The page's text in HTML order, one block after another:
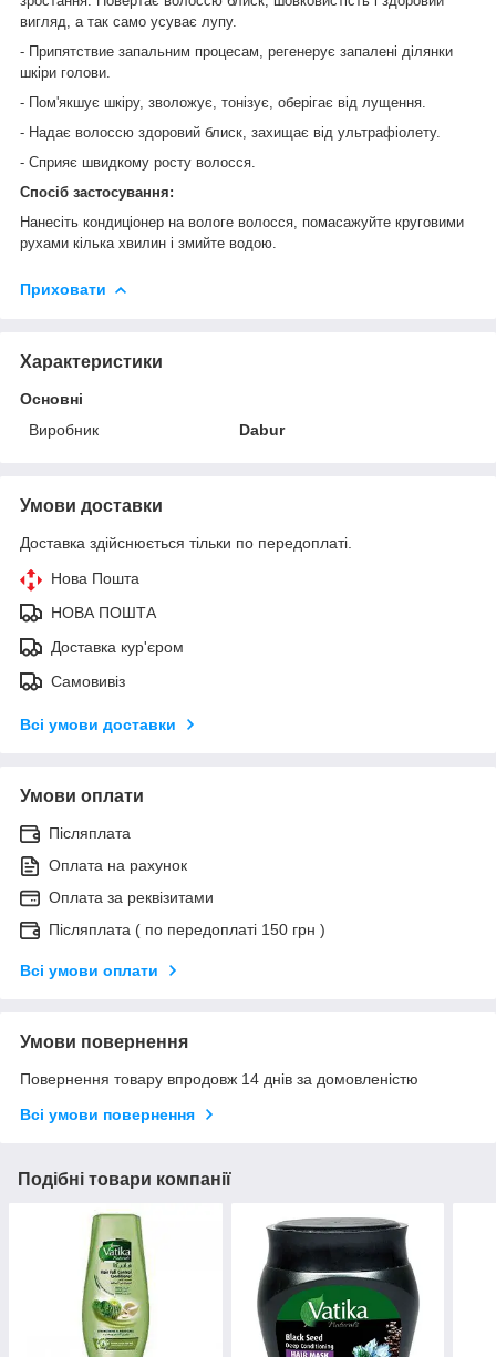
вигляд, а так само усуває лупу.
- Припятствие запальним процесам, регенерує запалені ділянки
шкіри голови.
- Пом'якшує шкіру, зволожує, тонізує, оберігає від лущення.
- Надає волоссю здоровий блиск, захищає від ультрафіолету.
- Сприяє швидкому росту волосся.
Спосіб застосування:
Нанесіть кондиціонер на вологе волосся, помасажуйте круговими
рухами кілька хвилин і змийте водою.
Приховати
Характеристики
Основні
Виробник
Dabur
Умови доставки
Доставка здійснюється тільки по передоплаті.
Нова Пошта
НОВА ПОШТА
Доставка кур'єром
Самовивіз
Всі умови доставки
Умови оплати
Післяплата
Оплата на рахунок
Оплата за реквізитами
Післяплата ( по передоплаті 150 грн )
Всі умови оплати
Умови повернення
Повернення товару впродовж 14 днів за домовленістю
Всі умови повернення
Подібні товари компанії